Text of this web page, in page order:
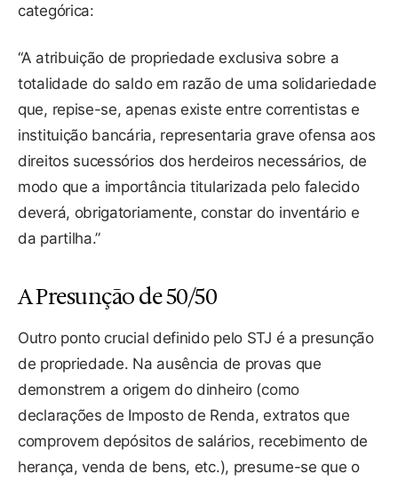
categórica:
“A atribuição de propriedade exclusiva sobre a
totalidade do saldo em razão de uma solidariedade
que, repise-se, apenas existe entre correntistas e
instituição bancária, representaria grave ofensa aos
direitos sucessórios dos herdeiros necessários, de
modo que a importância titularizada pelo falecido
deverá, obrigatoriamente, constar do inventário e
da partilha.”
A Presunção de 50/50
Outro ponto crucial definido pelo STJ é a presunção
de propriedade. Na ausência de provas que
demonstrem a origem do dinheiro (como
declarações de Imposto de Renda, extratos que
comprovem depósitos de salários, recebimento de
herança, venda de bens, etc.), presume-se que o